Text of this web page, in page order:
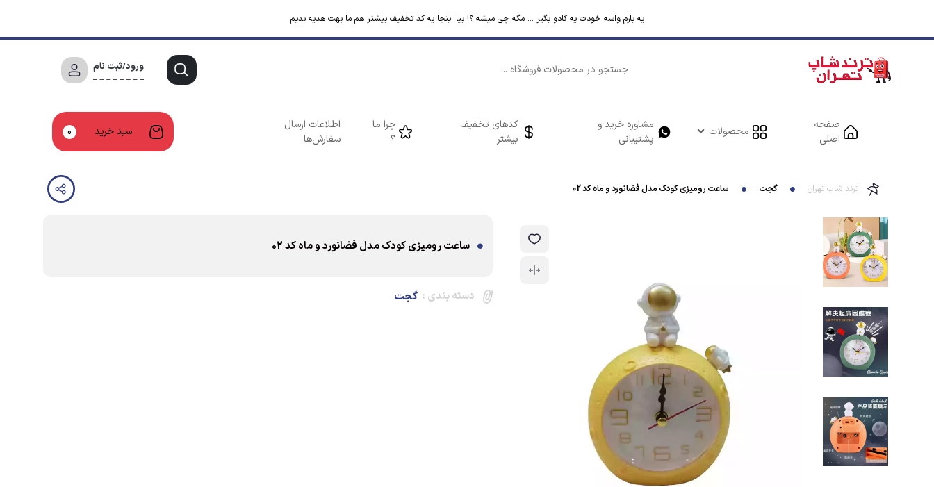
یه بارم واسه خودت یه کادو بگیر ... مگه چی میشه ؟! بیا اینجا یه کد تخفیف بیشتر هم ما بهت هدیه بدیم
ورود/ثبت نام
صفحه
اصلی
محصولات
مشاوره خرید و
پشتیبانی
کدهای تخفیف
بیشتر
چرا ما
؟
اطلاعات ارسال
سفارش‌ها
سبد خرید 0
ترند شاپ تهران گجت ساعت رومیزی کودک مدل فضانورد و ماه کد 02
ساعت رومیزی کودک مدل فضانورد و ماه کد 02
دسته بندی : گجت